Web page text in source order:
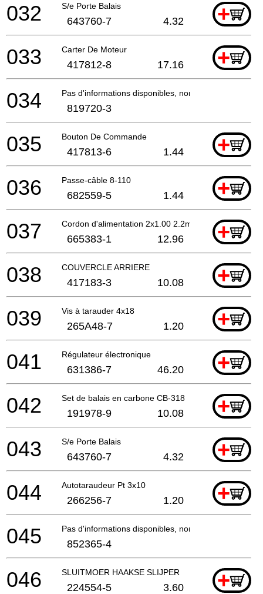
S/e Porte Balais +
032 643760-7 4.32
Carter De Moteur +
033 417812-8 17.16
Pas d'informations disponibles, non commandable
034 819720-3
Bouton De Commande +
035 417813-6 1.44
Passe-câble 8-110 +
036 682559-5 1.44
Cordon d'alimentation 2x1.00 2.2mtr +
037 665383-1 12.96
COUVERCLE ARRIERE +
038 417183-3 10.08
Vis à tarauder 4x18 +
039 265A48-7 1.20
Régulateur électronique +
041 631386-7 46.20
Set de balais en carbone CB-318 +
042 191978-9 10.08
S/e Porte Balais +
043 643760-7 4.32
Autotaraudeur Pt 3x10 +
044 266256-7 1.20
Pas d'informations disponibles, non commandable
045 852365-4
SLUITMOER HAAKSE SLIJPER +
046 224554-5 3.60